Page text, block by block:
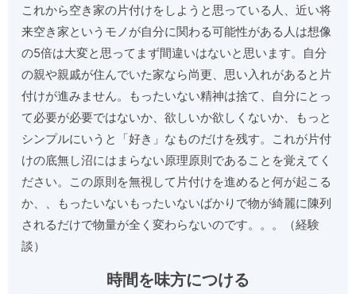
これから空き家の片付けをしようと思っている人、近い将
来空き家というモノが自分に関わる可能性がある人は想像
の5倍は大変と思ってまず間違いはないと思います。自分
の親や親戚が住んでいた家なら尚更、思い入れがあると片
付けが進みません。もったいない精神は捨て、自分にとっ
て必要が必要ではないか、欲しいか欲しくないか、もっと
シンプルにいうと「好き」なものだけを残す。これが片付
けの底無し沼にはまらない原理原則であることを覚えてく
ださい。この原則を無視して片付けを進めると何が起こる
か、、もったいないもったいないばかりで物が綺麗に陳列
されるだけで物量が全く変わらないのです。。。（経験
談）
時間を味方につける